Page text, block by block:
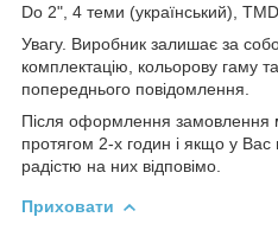
Do 2", 4 теми (український),
Увагу. Виробник залишає за
комплектацію, кольорову гаму
попереднього повідомлення.
Після оформлення замовлення
протягом 2-х годин і якщо у
радістю на них відповімо.
Приховати